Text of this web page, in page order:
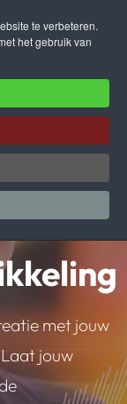
te verbeteren.
het gebruik van
met jouw
jouw